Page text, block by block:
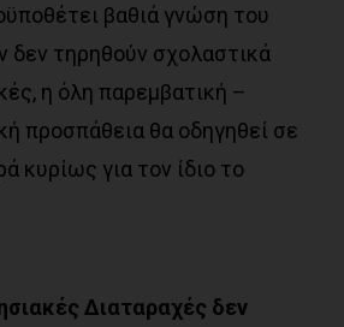
βαθιά γνώση του
δεν τηρηθούν σχολαστικά
η όλη παρεμβατική –
προσπάθεια θα οδηγηθεί σε
κυρίως για τον ίδιο το
Διαταραχές δεν